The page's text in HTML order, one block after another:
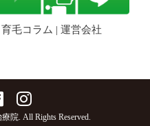
育毛コラム | 運営会社
療院. All Rights Reserved.